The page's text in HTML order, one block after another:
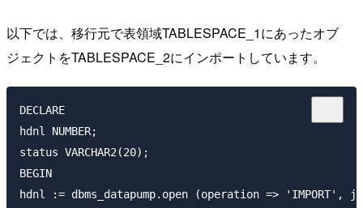
以下では、移行元で表領域TABLESPACE_1にあったオブ
ジェクトをTABLESPACE_2にインポートしています。
DECLARE
hdnl NUMBER;
status VARCHAR2(20);
BEGIN
hdnl := dbms_datapump.open (operation => 'IMPORT',